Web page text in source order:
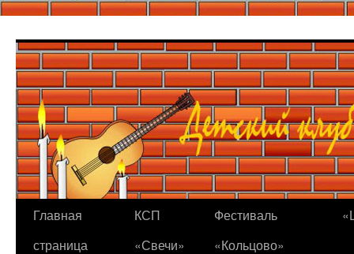
содержимому
Главная
страница
КСП
«Свечи»
Фестиваль
«Кольцово»